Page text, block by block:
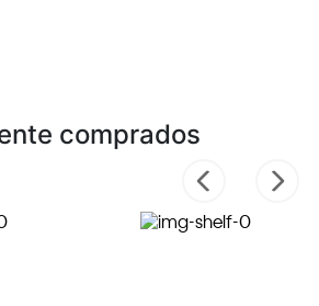
comprados